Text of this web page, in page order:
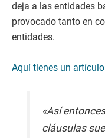
deja a las entidades
provocado tanto en
entidades.
Aquí tienes un
«Así
cláusulas